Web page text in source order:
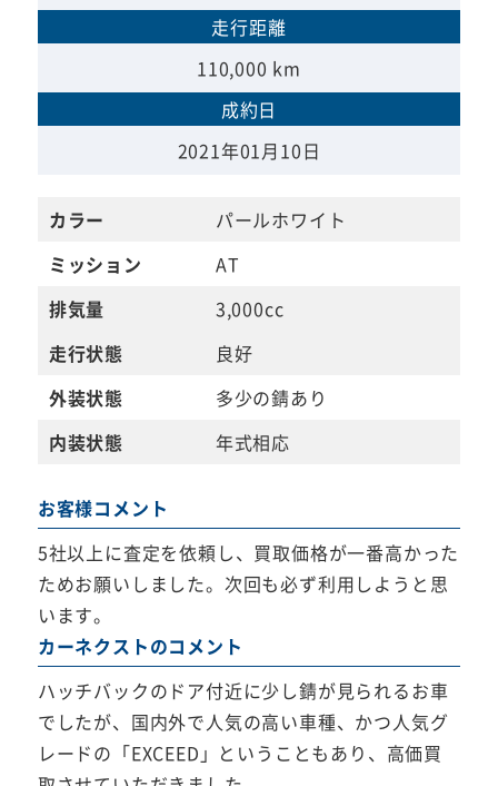
走行距離
110,000 km
成約日
2021年01月10日
カラー
パールホワイト
ミッション
AT
排気量
3,000cc
走行状態
良好
外装状態
多少の錆あり
内装状態
年式相応
お客様コメント
5社以上に査定を依頼し、買取価格が一番高かった
ためお願いしました。次回も必ず利用しようと思
います。
カーネクストのコメント
ハッチバックのドア付近に少し錆が見られるお車
でしたが、国内外で人気の高い車種、かつ人気グ
レードの「EXCEED」ということもあり、高価買